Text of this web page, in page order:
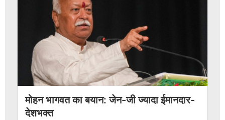
मोहन भागवत का बयान: जेन-जी ज्यादा ईमानदार-
देशभक्त